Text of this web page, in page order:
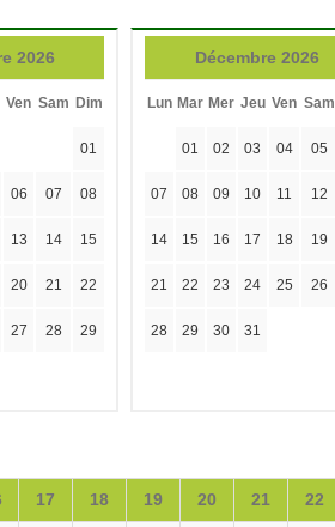
2026
Ven Sam Dim
01
06 07 08
13 14 15
20 21 22
27 28 29
Décembre 2026
Lun Mar Mer Jeu Ven Sam
01 02 03 04 05
07 08 09 10 11 12
14 15 16 17 18 19
21 22 23 24 25 26
28 29 30 31
17 18 19 20 21 22